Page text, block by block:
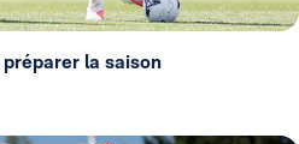
la saison